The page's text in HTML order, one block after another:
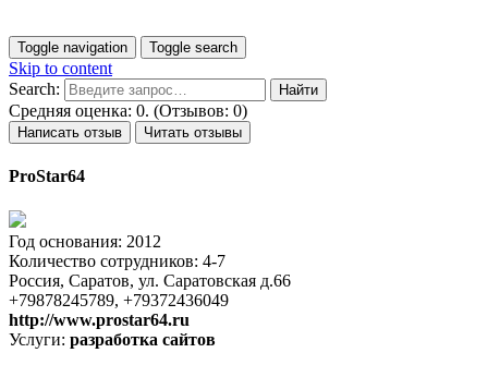
Toggle navigation Toggle search
Skip to content
Search:
Средняя оценка: 0. (Отзывов: 0)
Написать отзыв Читать отзывы
ProStar64
Год основания: 2012
Количество сотрудников: 4-7
Россия, Саратов, ул. Саратовская д.66
+79878245789, +79372436049
http://www.prostar64.ru
Услуги: разработка сайтов